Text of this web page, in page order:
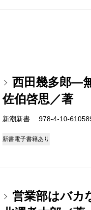
西田幾多郎―
佐伯啓思／著
新潮新書 978-4-10-
新書電子書籍あり
営業部はバカ